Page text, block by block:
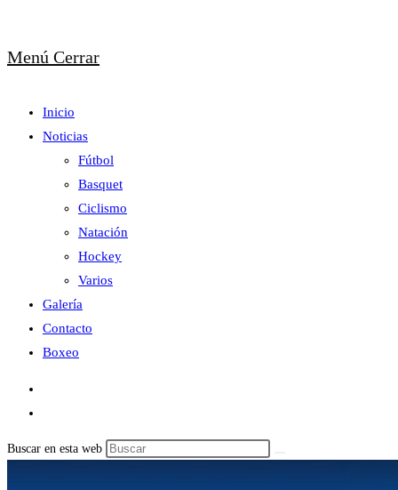
Menú Cerrar
Inicio
Noticias
Fútbol
Basquet
Ciclismo
Natación
Hockey
Varios
Galería
Contacto
Boxeo
Buscar en esta web